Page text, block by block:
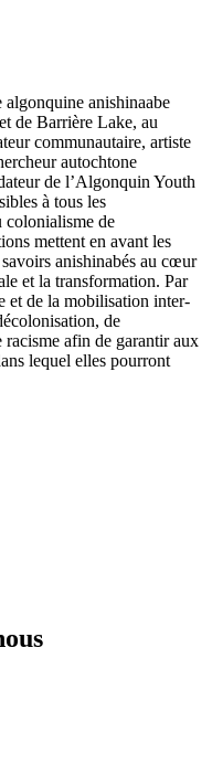
anishinaabe
de Barrière Lake, au
communautaire, artiste
autochtone
de l’Algonquin Youth
à tous les
colonialisme de
mettent en avant les
anishinabés au cœur
et la transformation. Par
et de la mobilisation inter-
de
racisme afin de garantir aux
lequel elles pourront